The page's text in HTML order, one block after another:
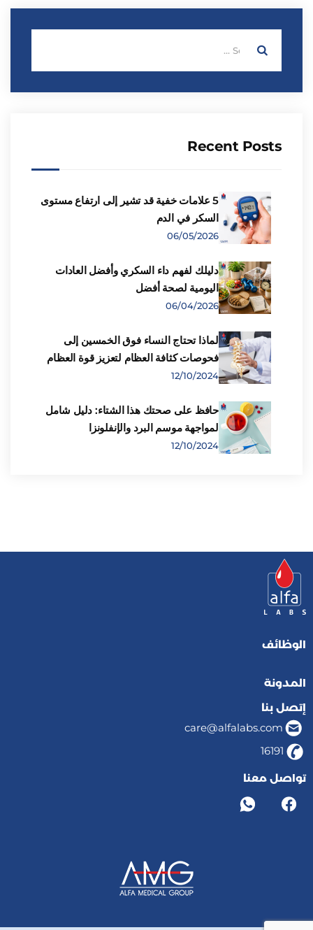
Recent Posts
5 علامات خفية قد تشير إلى ارتفاع مستوى
السكر في الدم
06/05/2026
دليلك لفهم داء السكري وأفضل العادات
اليومية لصحة أفضل
06/04/2026
لماذا تحتاج النساء فوق الخمسين إلى
فحوصات كثافة العظام لتعزيز قوة العظام
12/10/2024
حافظ على صحتك هذا الشتاء: دليل شامل
لمواجهة موسم البرد والإنفلونزا
12/10/2024
الوظائف
المدونة
إتصل بنا
care@alfalabs.com
16191
تواصل معنا